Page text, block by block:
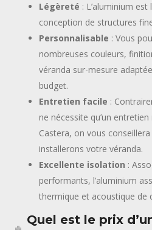
Légèreté : L’aluminium
conception de structures
Personnalisable : Vous
nombreuses couleurs,
véranda sur-mesure
budget.
Entretien facile :
ne nécessite qu’un
Castera, on vous
installerons votre véranda.
Excellente isolation :
performants, l’aluminium
thermique et acoustique de
Quel est le prix